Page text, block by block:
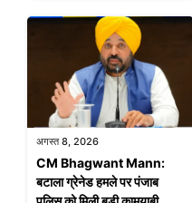
अगस्त 8, 2026
CM Bhagwant Mann:
बटाला ग्रेनेड हमले पर पंजाब